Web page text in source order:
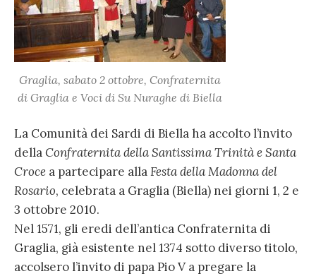
Graglia, sabato 2 ottobre, Confraternita
di Graglia e Voci di Su Nuraghe di Biella
La Comunità dei Sardi di Biella ha accolto l’invito
dellaConfraternita della Santissima Trinità e Santa
Croce a partecipare allaFesta della Madonna del
Rosario, celebrata a Graglia (Biella) nei giorni 1, 2 e
3 ottobre 2010.
Nel 1571, gli eredi dell’antica Confraternita di
Graglia, già esistente nel 1374 sotto diverso titolo,
accolsero l’invito di papa Pio V a pregare la